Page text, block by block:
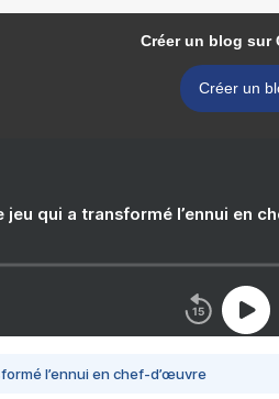
Créer un blog sur
Créer un
jeu qui a transformé l’ennui en
l’ennui en chef-d’œuvre